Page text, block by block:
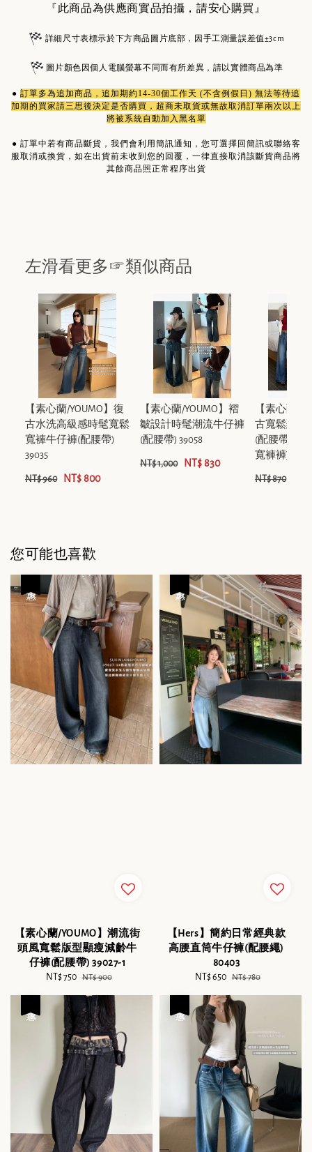
『此商品為供應商實品拍攝，請安心購買』
詳細尺寸表標示於下方商品圖片底部，因手工測量誤差值±3cm
圖片顏色因個人電腦螢幕不同而有所差異，請以實體商品為準
● 訂單多為追加商品 ，追加期約14-30個工作天 (不含例假日) 無法等待追
加期的買家請三思後決定是否購買，超商未取貨或無故取消訂單兩次以上
將被系統自動加入黑名單
● 訂單中若有商品斷貨，我們會利用簡訊通知，您可選擇回簡訊或聯絡客
服取消或換貨，如在出貨前未收到您的回覆，一律直接取消該斷貨商品將
其餘商品照正常程序出貨
左滑看更多☞類似商品
【素心蘭/YOUMO】復
古水洗高級感時髦寬鬆
寬褲牛仔褲(配腰帶)
39035
NT$ 960 NT$ 800
【素心蘭/YOUMO】褶
皺設計時髦潮流牛仔褲
(配腰帶) 39058
NT$ 1,000 NT$ 830
【素心蘭/
古寬鬆顯瘦
(配腰帶)(十
寬褲褲) 17131
NT$ 870
您可能也喜歡
【素心蘭/YOUMO】潮流街
頭風寬鬆版型顯瘦減齡牛
仔褲(配腰帶) 39027-1
Sale
NT$ 750 Regular
NT$ 900
【Hers】簡約日常經典款
高腰直筒牛仔褲(配腰繩)
80403
Sale
NT$ 650 Regular
NT$ 780